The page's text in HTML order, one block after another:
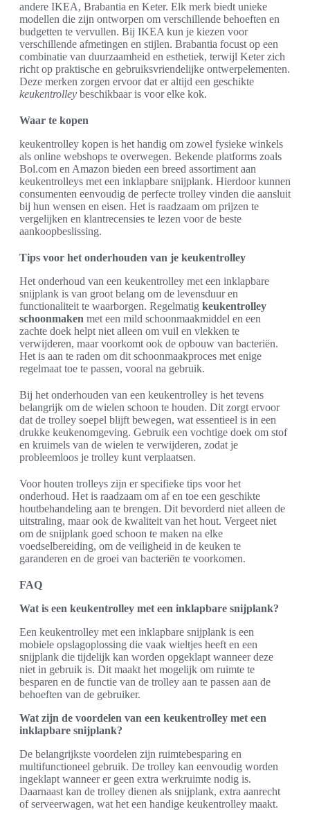
andere IKEA, Brabantia en Keter. Elk merk biedt unieke
modellen die zijn ontworpen om verschillende behoeften en
budgetten te vervullen. Bij IKEA kun je kiezen voor
verschillende afmetingen en stijlen. Brabantia focust op een
combinatie van duurzaamheid en esthetiek, terwijl Keter zich
richt op praktische en gebruiksvriendelijke ontwerpelementen.
Deze merken zorgen ervoor dat er altijd een geschikte
keukentrolley beschikbaar is voor elke kok.
Waar te kopen
keukentrolley kopen is het handig om zowel fysieke winkels
als online webshops te overwegen. Bekende platforms zoals
Bol.com en Amazon bieden een breed assortiment aan
keukentrolleys met een inklapbare snijplank. Hierdoor kunnen
consumenten eenvoudig de perfecte trolley vinden die aansluit
bij hun wensen en eisen. Het is raadzaam om prijzen te
vergelijken en klantrecensies te lezen voor de beste
aankoopbeslissing.
Tips voor het onderhouden van je keukentrolley
Het onderhoud van een keukentrolley met een inklapbare
snijplank is van groot belang om de levensduur en
functionaliteit te waarborgen. Regelmatig keukentrolley
schoonmaken met een mild schoonmaakmiddel en een
zachte doek helpt niet alleen om vuil en vlekken te
verwijderen, maar voorkomt ook de opbouw van bacteriën.
Het is aan te raden om dit schoonmaakproces met enige
regelmaat toe te passen, vooral na gebruik.
Bij het onderhouden van een keukentrolley is het tevens
belangrijk om de wielen schoon te houden. Dit zorgt ervoor
dat de trolley soepel blijft bewegen, wat essentieel is in een
drukke keukenomgeving. Gebruik een vochtige doek om stof
en kruimels van de wielen te verwijderen, zodat je
probleemloos je trolley kunt verplaatsen.
Voor houten trolleys zijn er specifieke tips voor het
onderhoud. Het is raadzaam om af en toe een geschikte
houtbehandeling aan te brengen. Dit bevorderd niet alleen de
uitstraling, maar ook de kwaliteit van het hout. Vergeet niet
om de snijplank goed schoon te maken na elke
voedselbereiding, om de veiligheid in de keuken te
garanderen en de groei van bacteriën te voorkomen.
FAQ
Wat is een keukentrolley met een inklapbare snijplank?
Een keukentrolley met een inklapbare snijplank is een
mobiele opslagoplossing die vaak wieltjes heeft en een
snijplank die tijdelijk kan worden opgeklapt wanneer deze
niet in gebruik is. Dit maakt het mogelijk om ruimte te
besparen en de functie van de trolley aan te passen aan de
behoeften van de gebruiker.
Wat zijn de voordelen van een keukentrolley met een
inklapbare snijplank?
De belangrijkste voordelen zijn ruimtebesparing en
multifunctioneel gebruik. De trolley kan eenvoudig worden
ingeklapt wanneer er geen extra werkruimte nodig is.
Daarnaast kan de trolley dienen als snijplank, extra aanrecht
of serveerwagen, wat het een handige keukentrolley maakt.